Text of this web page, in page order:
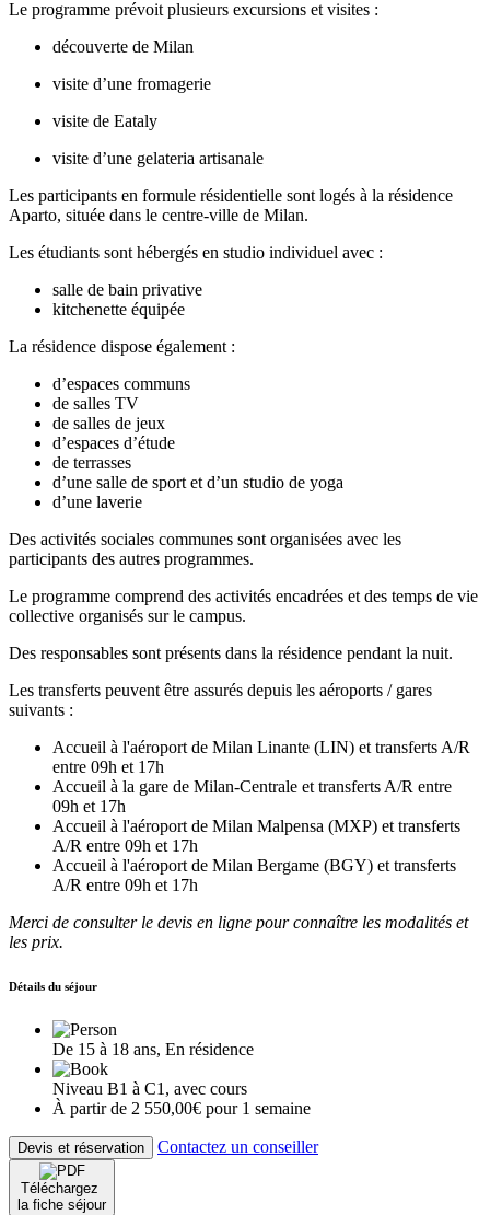
Le programme prévoit plusieurs excursions et visites :
découverte de Milan
visite d’une fromagerie
visite de Eataly
visite d’une gelateria artisanale
Les participants en formule résidentielle sont logés à la résidence
Aparto, située dans le centre-ville de Milan.
Les étudiants sont hébergés en studio individuel avec :
salle de bain privative
kitchenette équipée
La résidence dispose également :
d’espaces communs
de salles TV
de salles de jeux
d’espaces d’étude
de terrasses
d’une salle de sport et d’un studio de yoga
d’une laverie
Des activités sociales communes sont organisées avec les
participants des autres programmes.
Le programme comprend des activités encadrées et des temps de vie
collective organisés sur le campus.
Des responsables sont présents dans la résidence pendant la nuit.
Les transferts peuvent être assurés depuis les aéroports / gares
suivants :
Accueil à l'aéroport de Milan Linante (LIN) et transferts A/R
entre 09h et 17h
Accueil à la gare de Milan-Centrale et transferts A/R entre
09h et 17h
Accueil à l'aéroport de Milan Malpensa (MXP) et transferts
A/R entre 09h et 17h
Accueil à l'aéroport de Milan Bergame (BGY) et transferts
A/R entre 09h et 17h
Merci de consulter le devis en ligne pour connaître les modalités et
les prix.
Détails du séjour
De 15 à 18 ans, En résidence
Niveau B1 à C1, avec cours
À partir de 2 550,00€ pour 1 semaine
Devis et réservation Contactez un conseiller
Téléchargez
la fiche séjour